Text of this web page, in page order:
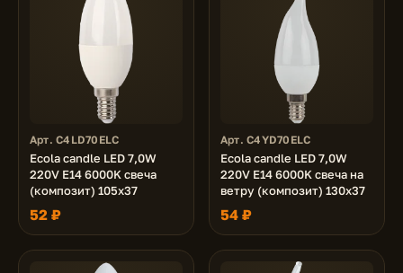
Арт. C4LD70ELC
Ecola candle LED 7,0W
220V E14 6000K свеча
(композит) 105x37
52 ₽
Арт. C4YD70ELC
Ecola candle LED 7,0W
220V E14 6000K свеча на
ветру (композит) 130x37
54 ₽